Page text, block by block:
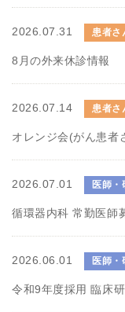
2026.07.31 患者さ
8月の外来休診情報
2026.07.14 患者さ
オレンジ会(がん患者
2026.07.01 医師・
循環器内科 常勤医師
2026.06.01 医師・
令和9年度採用 臨床